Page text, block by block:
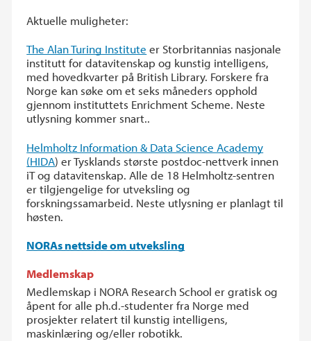
Aktuelle muligheter:
The Alan Turing Institute er Storbritannias nasjonale
institutt for datavitenskap og kunstig intelligens,
med hovedkvarter på British Library. Forskere fra
Norge kan søke om et seks måneders opphold
gjennom instituttets Enrichment Scheme. Neste
utlysning kommer snart..
Helmholtz Information & Data Science Academy
(HIDA) er Tysklands største postdoc-nettverk innen
iT og datavitenskap. Alle de 18 Helmholtz-sentren
er tilgjengelige for utveksling og
forskningssamarbeid. Neste utlysning er planlagt til
høsten.
NORAs nettside om utveksling
Medlemskap
Medlemskap i NORA Research School er gratisk og
åpent for alle ph.d.-studenter fra Norge med
prosjekter relatert til kunstig intelligens,
maskinlæring og/eller robotikk.